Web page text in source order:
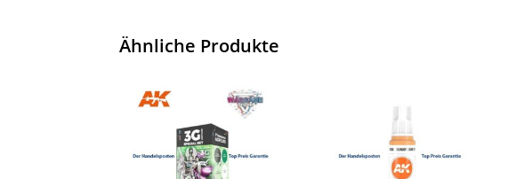
Ähnliche Produkte